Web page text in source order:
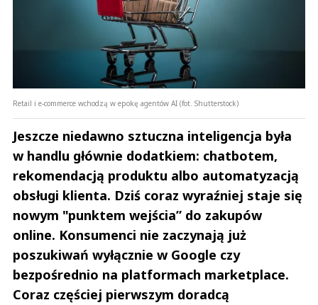
Retail i e-commerce wchodzą w epokę agentów AI (fot. Shutterstock)
Jeszcze niedawno sztuczna inteligencja była
w handlu głównie dodatkiem: chatbotem,
rekomendacją produktu albo automatyzacją
obsługi klienta. Dziś coraz wyraźniej staje się
nowym "punktem wejścia” do zakupów
online. Konsumenci nie zaczynają już
poszukiwań wyłącznie w Google czy
bezpośrednio na platformach marketplace.
Coraz częściej pierwszym doradcą